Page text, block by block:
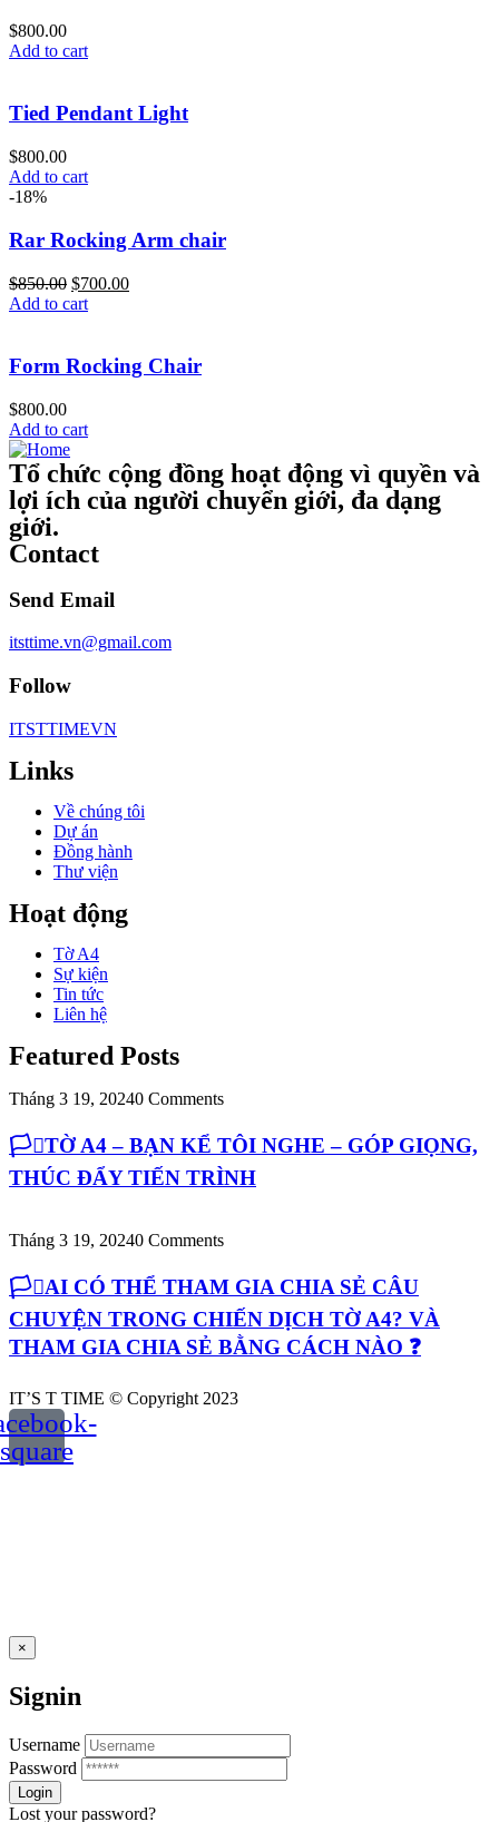
$800.00
Add to cart
Tied Pendant Light
$800.00
Add to cart
-18%
Rar Rocking Arm chair
$850.00 $700.00
Add to cart
Form Rocking Chair
$800.00
Add to cart
Tổ chức cộng đồng hoạt động vì quyền và
lợi ích của người chuyển giới, đa dạng
giới.
Contact
Send Email
itsttime.vn@gmail.com
Follow
ITSTTIMEVN
Links
Về chúng tôi
Dự án
Đồng hành
Thư viện
Hoạt động
Tờ A4
Sự kiện
Tin tức
Liên hệ
Featured Posts
Tháng 3 19, 20240 Comments
🏳️‍⚧️TỜ A4 – BẠN KỂ TÔI NGHE – GÓP GIỌNG,
THÚC ĐẨY TIẾN TRÌNH
Tháng 3 19, 20240 Comments
🏳️‍⚧️AI CÓ THỂ THAM GIA CHIA SẺ CÂU
CHUYỆN TRONG CHIẾN DỊCH TỜ A4? VÀ
THAM GIA CHIA SẺ BẰNG CÁCH NÀO ❓
IT’S T TIME © Copyright 2023
square
×
Signin
Username
Password
Lost your password?